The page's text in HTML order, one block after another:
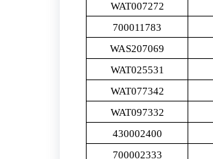
WAT007272
700011783
WAS207069
WAT025531
WAT077342
WAT097332
430002400
700002333